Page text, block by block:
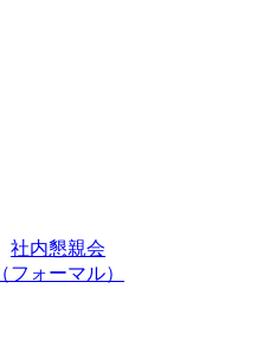
社内懇親会
（フォーマル）